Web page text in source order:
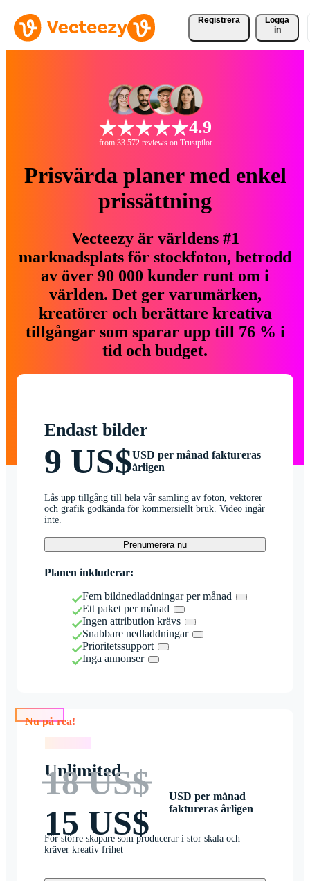
Registrera
Logga
in
4.9
from 33 572 reviews on Trustpilot
Prisvärda planer med enkel
prissättning
Vecteezy är världens #1
marknadsplats för stockfoton, betrodd
av över 90 000 kunder runt om i
världen. Det ger varumärken,
kreatörer och berättare kreativa
tillgångar som sparar upp till 76 % i
tid och budget.
Endast bilder
9 US$USD per månad faktureras
årligen
Lås upp tillgång till hela vår samling av foton, vektorer
och grafik godkända för kommersiellt bruk. Video ingår
inte.
Prenumerera nu
Planen inkluderar:
Fem bildnedladdningar per månad
Ett paket per månad
Ingen attribution krävs
Snabbare nedladdningar
Prioritetssupport
Inga annonser
Nu på rea!
Unlimited
18 US$
15 US$
USD per månad
faktureras årligen
För större skapare som producerar i stor skala och
kräver kreativ frihet